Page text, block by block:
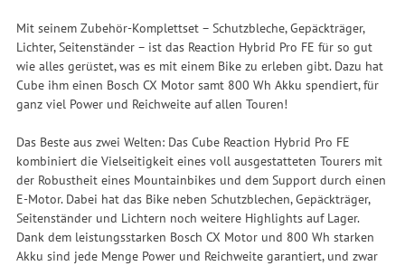
Mit seinem Zubehör-Komplettset – Schutzbleche, Gepäckträger,
Lichter, Seitenständer – ist das Reaction Hybrid Pro FE für so gut
wie alles gerüstet, was es mit einem Bike zu erleben gibt. Dazu hat
Cube ihm einen Bosch CX Motor samt 800 Wh Akku spendiert, für
ganz viel Power und Reichweite auf allen Touren!
Das Beste aus zwei Welten: Das Cube Reaction Hybrid Pro FE
kombiniert die Vielseitigkeit eines voll ausgestatteten Tourers mit
der Robustheit eines Mountainbikes und dem Support durch einen
E-Motor. Dabei hat das Bike neben Schutzblechen, Gepäckträger,
Seitenständer und Lichtern noch weitere Highlights auf Lager.
Dank dem leistungsstarken Bosch CX Motor und 800 Wh starken
Akku sind jede Menge Power und Reichweite garantiert, und zwar